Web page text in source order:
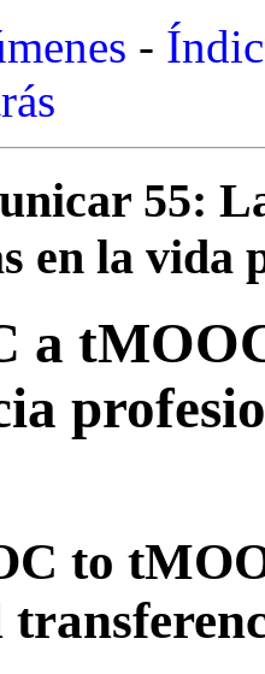
-
55:
en la vida
a
to